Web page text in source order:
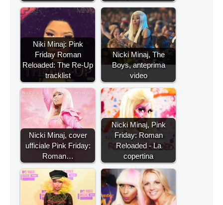
Niki Minaj: Pink
Friday Roman
Reloaded: The Re-Up
tracklist
Nicki Minaj, The
Boys, anteprima
video
Nicki Minaj, cover
ufficiale Pink Friday:
Roman…
Nicki Minaj, Pink
Friday: Roman
Reloaded - La
copertina